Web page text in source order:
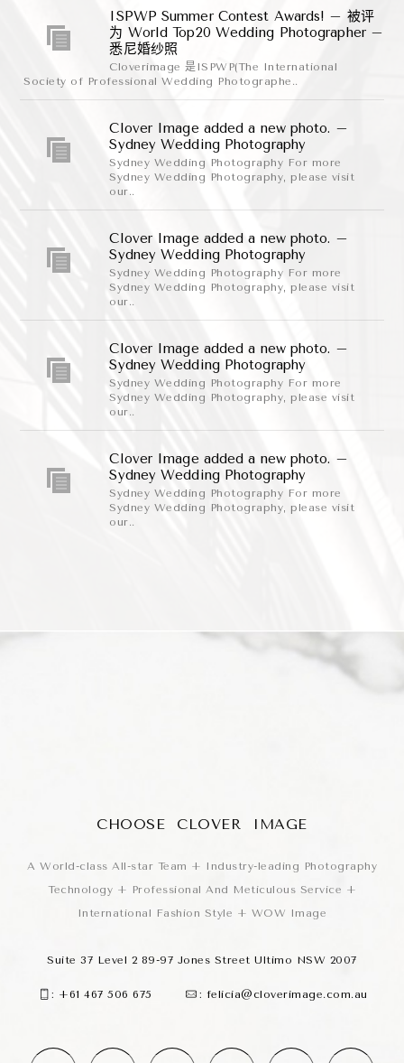
ISPWP Summer Contest Awards! – 被评
为 World Top20 Wedding Photographer –
悉尼婚纱照
Cloverimage 是ISPWP(The International
Society of Professional Wedding Photographe..
Clover Image added a new photo. –
Sydney Wedding Photography
Sydney Wedding Photography For more
Sydney Wedding Photography, please visit
our..
Clover Image added a new photo. –
Sydney Wedding Photography
Sydney Wedding Photography For more
Sydney Wedding Photography, please visit
our..
Clover Image added a new photo. –
Sydney Wedding Photography
Sydney Wedding Photography For more
Sydney Wedding Photography, please visit
our..
Clover Image added a new photo. –
Sydney Wedding Photography
Sydney Wedding Photography For more
Sydney Wedding Photography, please visit
our..
CHOOSE CLOVER IMAGE
A World-class All-star Team + Industry-leading Photography
Technology + Professional And Meticulous Service +
International Fashion Style + WOW Image
Suite 37 Level 2 89-97 Jones Street Ultimo NSW 2007
: +61 467 506 675 : felicia@cloverimage.com.au